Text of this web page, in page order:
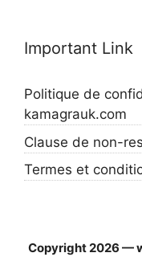
Important Link
Politique de
kamagrauk.com
Clause de non-
Termes et
Copyright 2026 —